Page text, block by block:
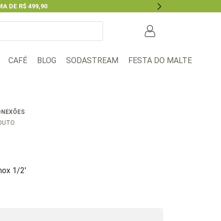
DE R$ 499,90
Next
CAFÉ BLOG SODASTREAM FESTA DO MALTE
1/2′